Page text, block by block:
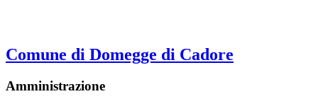
Comune di Domegge di Cadore
Amministrazione